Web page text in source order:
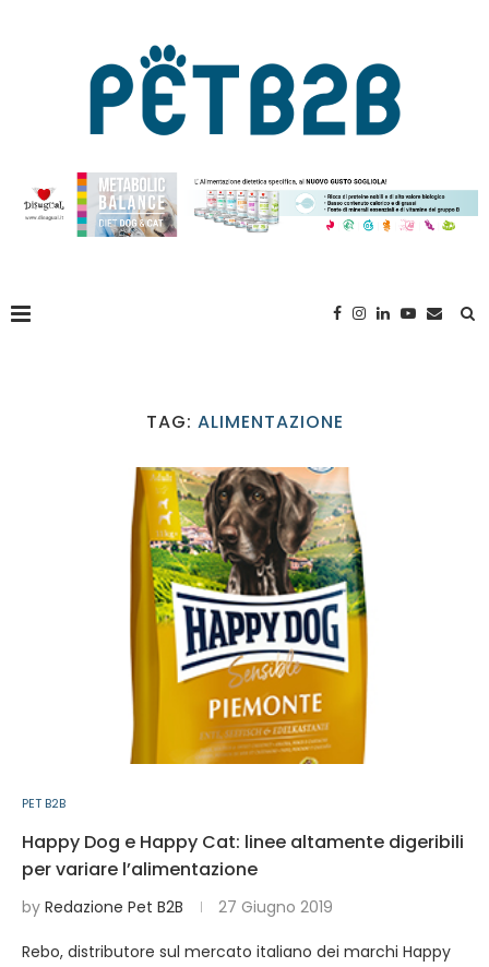
TAG: ALIMENTAZIONE
PET B2B
Happy Dog e Happy Cat: linee altamente digeribili
per variare l’alimentazione
by Redazione Pet B2B 27 Giugno 2019
Rebo, distributore sul mercato italiano dei marchi Happy